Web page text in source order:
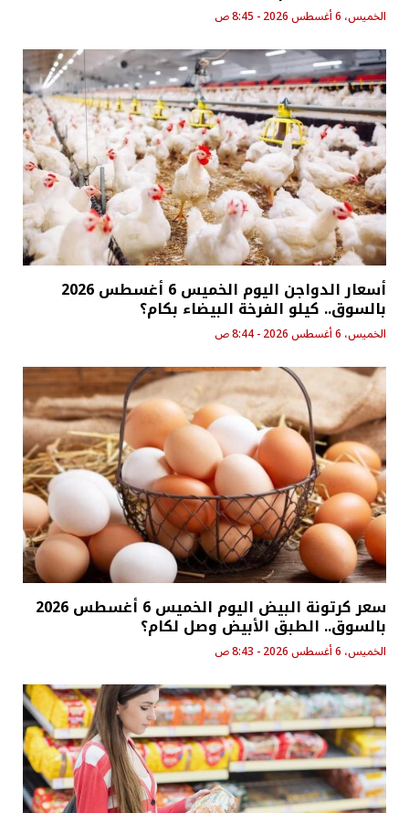
الخميس، 6 أغسطس 2026 - 8:45 ص
أسعار الدواجن اليوم الخميس 6 أغسطس 2026
بالسوق.. كيلو الفرخة البيضاء بكام؟
الخميس، 6 أغسطس 2026 - 8:44 ص
سعر كرتونة البيض اليوم الخميس 6 أغسطس 2026
بالسوق.. الطبق الأبيض وصل لكام؟
الخميس، 6 أغسطس 2026 - 8:43 ص